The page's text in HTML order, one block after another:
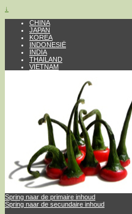
↓
CHINA
JAPAN
KOREA
INDONESIË
INDIA
THAILAND
VIETNAM
Spring naar de primaire inhoud
Spring naar de secundaire inhoud